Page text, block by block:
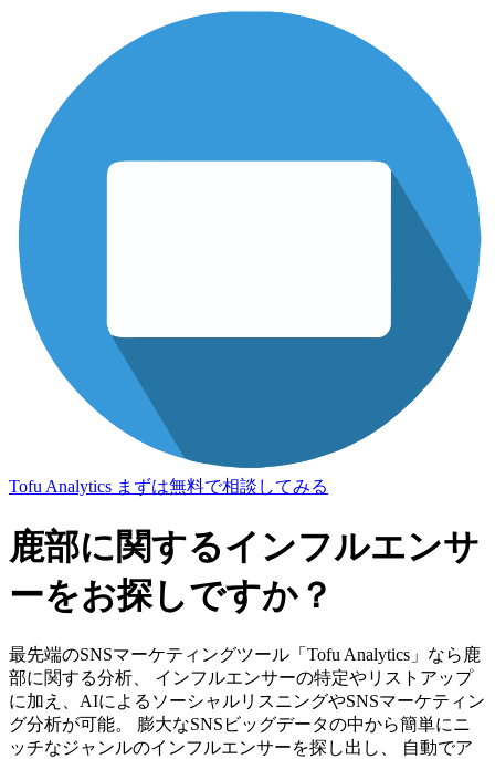
Tofu Analytics まずは無料で相談してみる
鹿部に関するインフルエンサ
ーをお探しですか？
最先端のSNSマーケティングツール「Tofu Analytics」なら鹿
部に関する分析、 インフルエンサーの特定やリストアップ
に加え、AIによるソーシャルリスニングやSNSマーケティン
グ分析が可能。 膨大なSNSビッグデータの中から簡単にニ
ッチなジャンルのインフルエンサーを探し出し、 自動でア